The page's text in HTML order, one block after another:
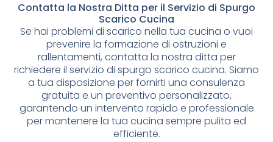
Contatta la Nostra Ditta per il Servizio di Spurgo
Scarico Cucina
Se hai problemi di scarico nella tua cucina o vuoi
prevenire la formazione di ostruzioni e
rallentamenti, contatta la nostra ditta per
richiedere il servizio di spurgo scarico cucina. Siamo
a tua disposizione per fornirti una consulenza
gratuita e un preventivo personalizzato,
garantendo un intervento rapido e professionale
per mantenere la tua cucina sempre pulita ed
efficiente.